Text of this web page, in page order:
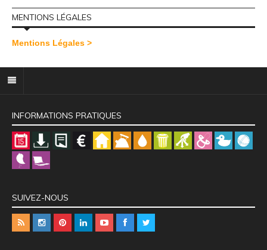
MENTIONS LÉGALES
Mentions Légales >
INFORMATIONS PRATIQUES
SUIVEZ-NOUS